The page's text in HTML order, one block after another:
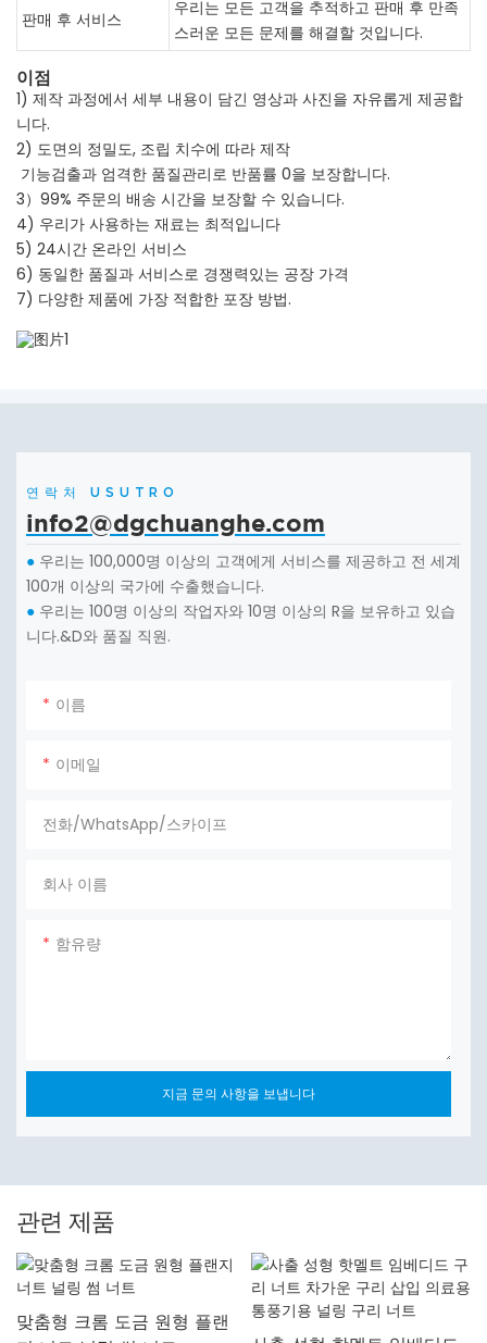
판매 후 서비스
우리는 모든 고객을 추적하고 판매 후 만족
스러운 모든 문제를 해결할 것입니다.
이점
1) 제작 과정에서 세부 내용이 담긴 영상과 사진을 자유롭게 제공합
니다.
2) 도면의 정밀도, 조립 치수에 따라 제작
기능검출과 엄격한 품질관리로 반품률 0을 보장합니다.
3）99% 주문의 배송 시간을 보장할 수 있습니다.
4) 우리가 사용하는 재료는 최적입니다
5) 24시간 온라인 서비스
6) 동일한 품질과 서비스로 경쟁력있는 공장 가격
7) 다양한 제품에 가장 적합한 포장 방법.
연락처 USUTRO
info2@dgchuanghe.com
● 우리는 100,000명 이상의 고객에게 서비스를 제공하고 전 세계
100개 이상의 국가에 수출했습니다.
● 우리는 100명 이상의 작업자와 10명 이상의 R을 보유하고 있습
니다.&D와 품질 직원.
이름
이메일
전화/WhatsApp/스카이프
회사 이름
함유량
지금 문의 사항을 보냅니다
관련 제품
맞춤형 크롬 도금 원형 플랜